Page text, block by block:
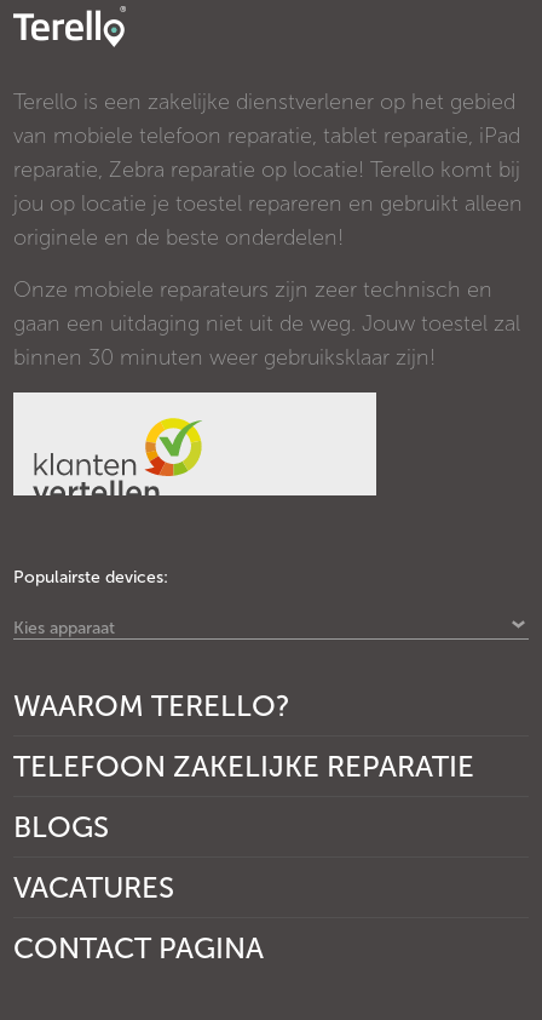
Terello is een zakelijke dienstverlener op het gebied
van mobiele telefoon reparatie, tablet reparatie, iPad
reparatie, Zebra reparatie op locatie! Terello komt bij
jou op locatie je toestel repareren en gebruikt alleen
originele en de beste onderdelen!
Onze mobiele reparateurs zijn zeer technisch en
gaan een uitdaging niet uit de weg. Jouw toestel zal
binnen 30 minuten weer gebruiksklaar zijn!
Populairste devices:
Kies apparaat
WAAROM TERELLO?
TELEFOON ZAKELIJKE REPARATIE
BLOGS
VACATURES
CONTACT PAGINA